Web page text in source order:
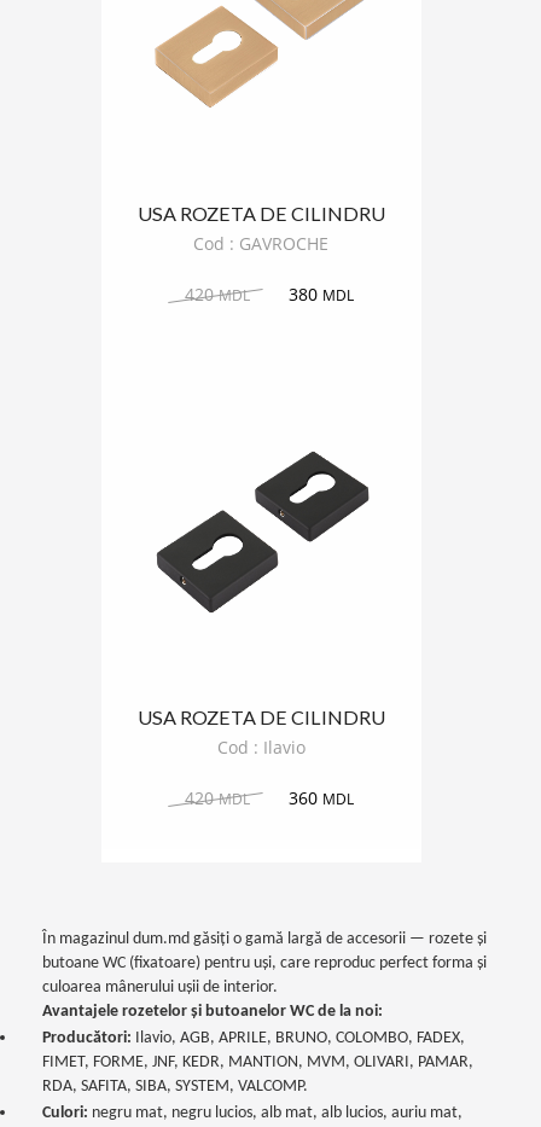
USA ROZETA DE CILINDRU
GAVROCHE PATRAT
Cod : GAVROCHE
420MDL 380 MDL
USA ROZETA DE CILINDRU
ILAVIO PATRAT
Cod : Ilavio
420MDL 360 MDL
În magazinul dum.md găsiți o gamă largă de accesorii — rozete și
butoane WC (fixatoare) pentru uși, care reproduc perfect forma și
culoarea mânerului ușii de interior.
Avantajele rozetelor și butoanelor WC de la noi:
Producători: Ilavio, AGB, APRILE, BRUNO, COLOMBO, FADEX,
FIMET, FORME, JNF, KEDR, MANTION, MVM, OLIVARI, PAMAR,
RDA, SAFITA, SIBA, SYSTEM, VALCOMP.
Culori: negru mat, negru lucios, alb mat, alb lucios, auriu mat,